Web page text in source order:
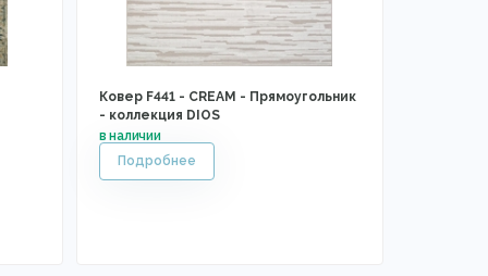
Ковер F441 - CREAM - Прямоугольник
- коллекция DIOS